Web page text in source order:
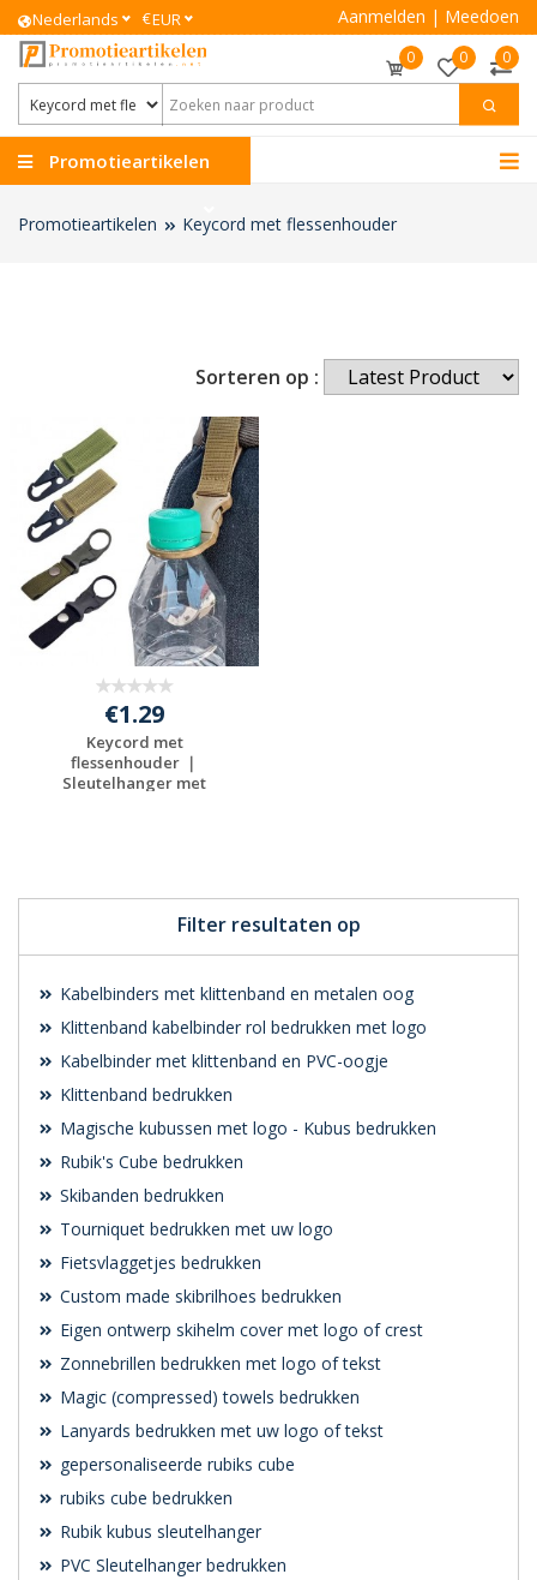
Nederlands €EUR Aanmelden | Meedoen
0 0 0
Promotieartikelen
Promotieartikelen Keycord met flessenhouder
Filter resultaten op
Kabelbinders met klittenband en metalen oog
Klittenband kabelbinder rol bedrukken met logo
Kabelbinder met klittenband en PVC-oogje
Klittenband bedrukken
Magische kubussen met logo - Kubus bedrukken
Rubik's Cube bedrukken
Skibanden bedrukken
Tourniquet bedrukken met uw logo
Fietsvlaggetjes bedrukken
Custom made skibrilhoes bedrukken
Eigen ontwerp skihelm cover met logo of crest
Zonnebrillen bedrukken met logo of tekst
Magic (compressed) towels bedrukken
Lanyards bedrukken met uw logo of tekst
gepersonaliseerde rubiks cube
rubiks cube bedrukken
Rubik kubus sleutelhanger
PVC Sleutelhanger bedrukken
Sorteren op :
€1.29
Keycord met
flessenhouder ｜
Sleutelhanger met